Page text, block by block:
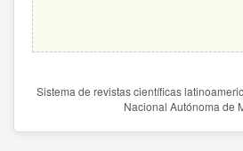
Sistema de revistas científicas
Nacional Autónoma de